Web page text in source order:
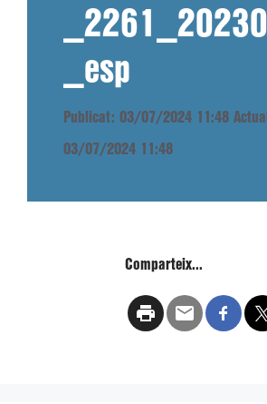
_esp
Publicat: 03/07/2024 11:48
03/07/2024 11:48
Comparteix...